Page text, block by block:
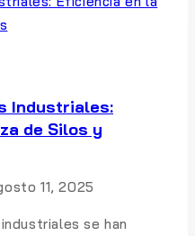
Industriales:
de Silos y
11, 2025
se han